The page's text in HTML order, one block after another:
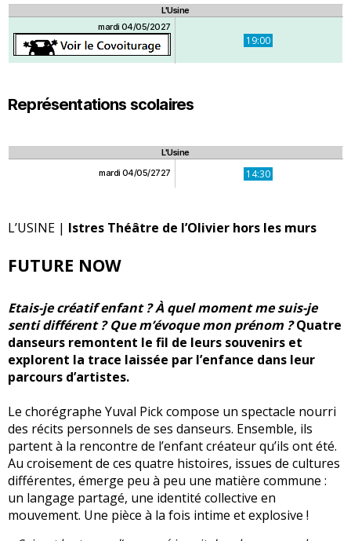
L'Usine
mardi 04/05/2027
19:00
Représentations scolaires
L'Usine
mardi 04/05/2727
14:30
L’USINE | Istres Théâtre de l’Olivier hors les murs
FUTURE NOW
Etais-je créatif enfant ? À quel moment me suis-je
senti différent ? Que m’évoque mon prénom ?Quatre
danseurs remontent le fil de leurs souvenirs et
explorent la trace laissée par l’enfance dans leur
parcours d’artistes.
Le chorégraphe Yuval Pick compose un spectacle nourri
des récits personnels de ses danseurs. Ensemble, ils
partent à la rencontre de l’enfant créateur qu’ils ont été.
Au croisement de ces quatre histoires, issues de cultures
différentes, émerge peu à peu une matière commune :
un langage partagé, une identité collective en
mouvement. Une pièce à la fois intime et explosive !